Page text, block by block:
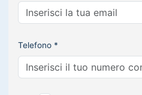
Telefono *